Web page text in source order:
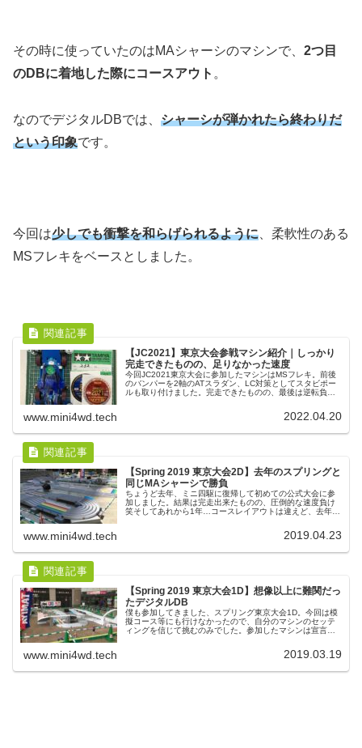
その時に使っていたのはMAシャーシのマシンで、 2つ目
のDBに着地した際にコースアウト 。
なのでデジタルDBでは、 シャーシが弾かれたら終わりだ
という印象です。
今回は少しでも衝撃を和らげられるように 、柔軟性のある
MSフレキをベースとしました。
【JC2021】東京大会参戦マシン紹介｜しっかり
完走できたものの、足りなかった速度
今回JC2021東京大会に参加したマシンはMSフレキ。前後
のバンパーを2軸のATスラダン、LC対策としてスタビポー
ルも取り付けました。完走できたものの、最後は逆転負
www.mini4wd.tech 2022.04.20
【Spring 2019 東京大会2D】去年のスプリングと
同じMAシャーシで勝負
ちょうど去年、ミニ四駆に復帰して初めての公式大会に参
加しました。結果は完走出来たものの、圧倒的な速度負け
笑そしてあれから1年…コースレイアウトは違えど、去年の
www.mini4wd.tech 2019.04.23
【Spring 2019 東京大会1D】想像以上に難関だっ
たデジタルDB
僕も参加してきました、スプリング東京大会1D。今回は模
擬コース等にも行けなかったので、自分のマシンのセッテ
ィングを信じて挑むのみでした。参加したマシンは宣言通
www.mini4wd.tech 2019.03.19